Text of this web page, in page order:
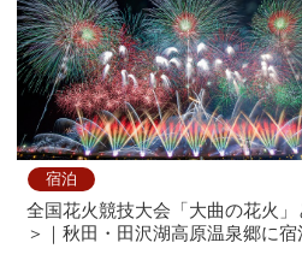
宿泊
全国花火競技大会「大曲の花火
＞｜秋田・田沢湖高原温泉郷に宿